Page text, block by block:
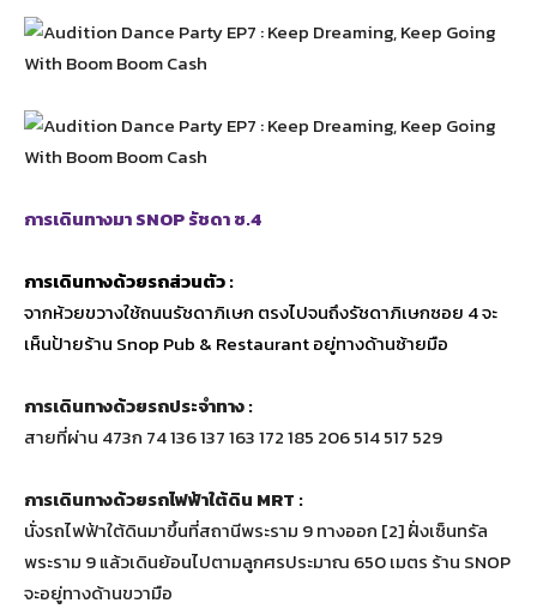
การเดินทางมา SNOP รัชดา ซ.4
การเดินทางด้วยรถส่วนตัว :
จากห้วยขวางใช้ถนนรัชดาภิเษก ตรงไปจนถึงรัชดาภิเษกซอย 4 จะ
เห็นป้ายร้าน Snop Pub & Restaurant อยู่ทางด้านซ้ายมือ
การเดินทางด้วยรถประจำทาง :
สายที่ผ่าน 473ก 74 136 137 163 172 185 206 514 517 529
การเดินทางด้วยรถไฟฟ้าใต้ดิน MRT :
นั่งรถไฟฟ้าใต้ดินมาขึ้นที่สถานีพระราม 9 ทางออก [2] ฝั่งเซ็นทรัล
พระราม 9 แล้วเดินย้อนไปตามลูกศรประมาณ 650 เมตร ร้าน SNOP
จะอยู่ทางด้านขวามือ